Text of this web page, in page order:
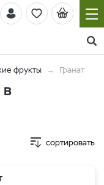
фрукты Гранат
в
сортировать